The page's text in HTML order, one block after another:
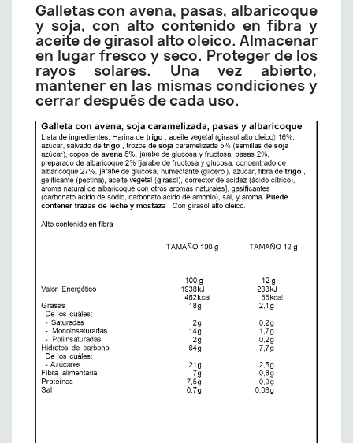
Galletas con avena, pasas, albaricoque
y soja, con alto contenido en fibra y
aceite de girasol alto oleico. Almacenar
en lugar fresco y seco. Proteger de los
rayos solares. Una vez abierto,
mantener en las mismas condiciones y
cerrar después de cada uso.